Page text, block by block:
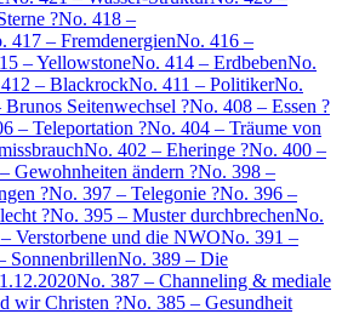
?No. 418 –
417 – FremdenergienNo. 416 –
– YellowstoneNo. 414 – ErdbebenNo.
– BlackrockNo. 411 – PolitikerNo.
Seitenwechsel ?No. 408 – Essen ?
– Teleportation ?No. 404 – Träume von
No. 402 – Eheringe ?No. 400 –
Gewohnheiten ändern ?No. 398 –
?No. 397 – Telegonie ?No. 396 –
?No. 395 – Muster durchbrechenNo.
Verstorbene und die NWONo. 391 –
SonnenbrillenNo. 389 – Die
No. 387 – Channeling & mediale
wir Christen ?No. 385 – Gesundheit